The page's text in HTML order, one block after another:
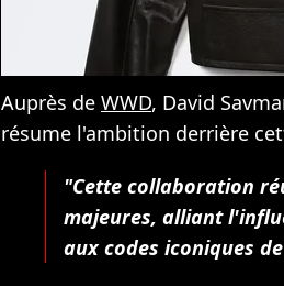
Auprès de WWD, David
résume l'ambition derrière
"Cette collaboration
majeures, alliant
aux codes iconiques